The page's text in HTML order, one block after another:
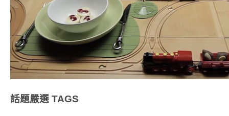
話題嚴選 TAGS